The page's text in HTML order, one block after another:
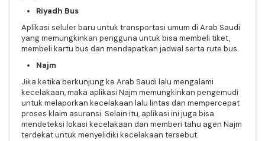
Riyadh Bus
Aplikasi seluler baru untuk transportasi umum di Arab Saudi
yang memungkinkan pengguna untuk bisa membeli tiket,
membeli kartu bus dan mendapatkan jadwal serta rute bus.
Najm
Jika ketika berkunjung ke Arab Saudi lalu mengalami
kecelakaan, maka aplikasi Najm memungkinkan pengemudi
untuk melaporkan kecelakaan lalu lintas dan mempercepat
proses klaim asuransi. Selain itu, aplikasi ini juga bisa
mendeteksi lokasi kecelakaan dan memberi tahu agen Najm
terdekat untuk menyelidiki kecelakaan tersebut.